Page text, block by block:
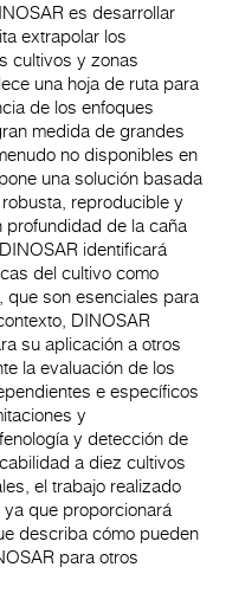
es desarrollar
extrapolar los
cultivos y zonas
una hoja de ruta para
de los enfoques
medida de grandes
no disponibles en
una solución basada
reproducible y
profundidad de la caña
identificará
del cultivo como
que son esenciales para
DINOSAR
su aplicación a otros
la evaluación de los
e específicos
y
y detección de
a diez cultivos
el trabajo realizado
que proporcionará
describa cómo pueden
para otros